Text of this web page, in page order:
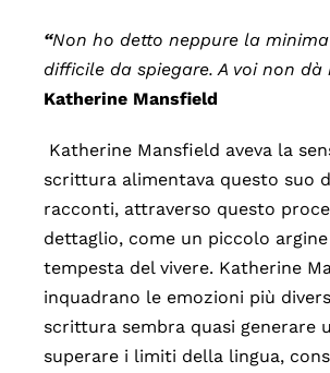
“Non ho detto neppure la
difficile da spiegare. A voi non dà
Katherine Mansfield
Katherine Mansfield aveva la
scrittura alimentava questo suo
racconti, attraverso questo
dettaglio, come un piccolo
tempesta del vivere. Katherine
inquadrano le emozioni più
scrittura sembra quasi generare
superare i limiti della lingua,